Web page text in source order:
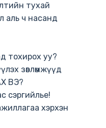
тухай
аль ч насанд
тохирох уу?
зөвлөмжүүд
ВЭ?
сэргийлье!
хэрхэн